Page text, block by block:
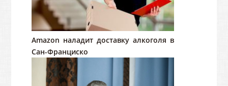
Amazon наладит доставку алкоголя в
Сан-Франциско